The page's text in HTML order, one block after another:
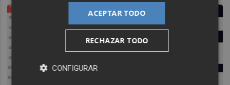
ACEPTAR TODO
RECHAZAR TODO
CONFIGURAR